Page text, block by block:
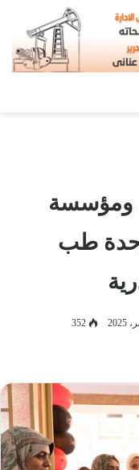
ومؤسسة
وحدة طب
352